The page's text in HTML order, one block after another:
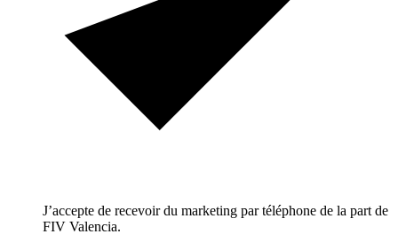
J’accepte de recevoir du marketing par téléphone de la part de
FIV Valencia.